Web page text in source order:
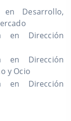
Desarrollo,
en Dirección
en Dirección
y Ocio
en Dirección